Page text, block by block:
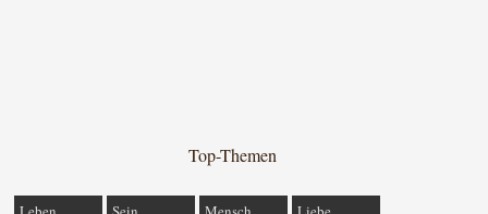
Top-Themen